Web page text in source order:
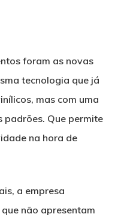
foram as novas
tecnologia que já
mas com uma
padrões. Que permite
na hora de
a empresa
não apresentam